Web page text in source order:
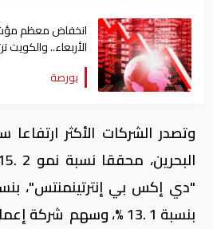
انخفاض معظم
الأربعاء.. والكويت
بورصة
وتصدر الشركات الأكثر
بنسبة 1 .13 %، وسهم شركة إعمار مولز بنسبة 1 .04 %.